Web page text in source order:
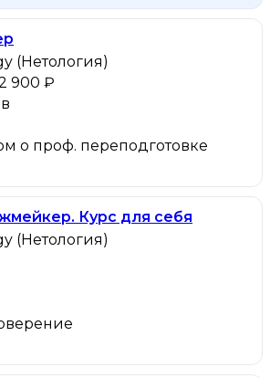
(Нетология)
900 ₽
о проф. переподготовке
Курс для себя
(Нетология)